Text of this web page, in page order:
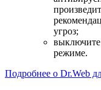
угроз;
режиме.
Подробнее о Dr.Web